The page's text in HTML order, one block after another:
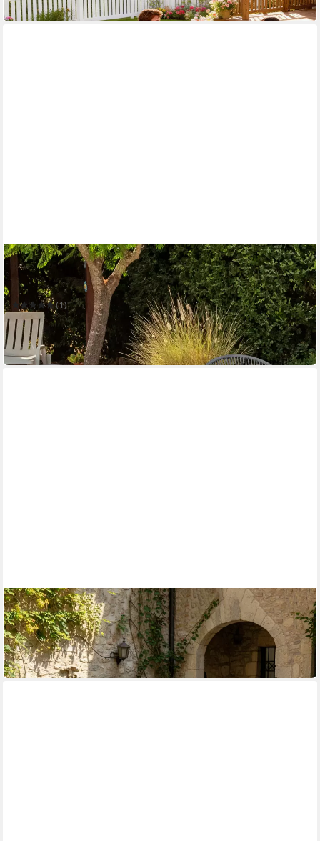
in 2-3 Werktagen bei dir
OUTSUNNY
Sitzgruppe Bistroset, Sitzgruppe, Gartengarnitur,
Balkonmöbel-Set
(1)
120,99 € UVP 249,90 €
-52%
in 2-3 Werktagen bei dir
OUTSUNNY
Sitzgruppe für 4 Personen mit 2er Sofa Stuhl Beistelltisch
138,90 € UVP252,90 €
-45%
in 2-3 Werktagen bei dir